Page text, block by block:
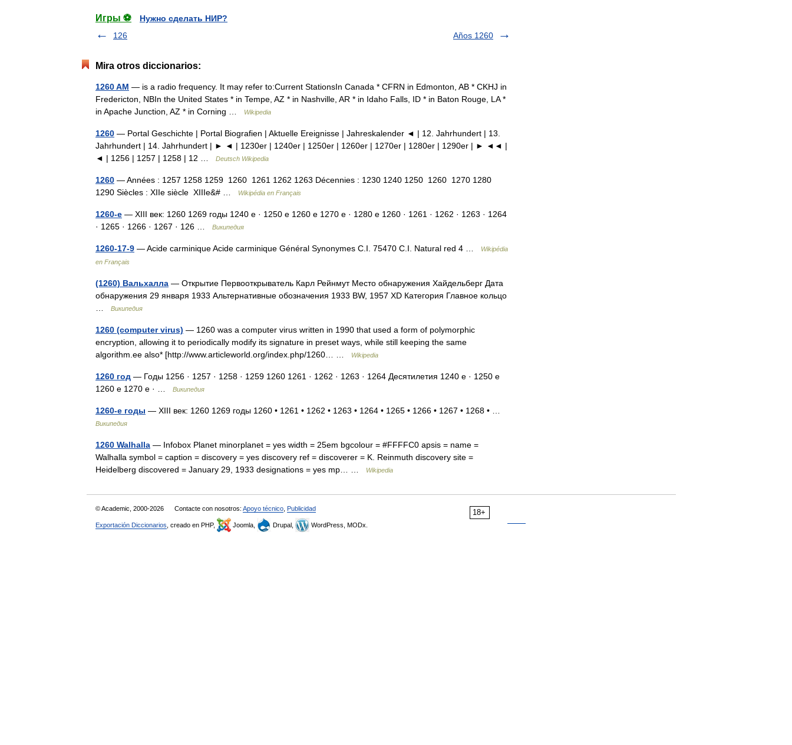
Игры ⚽
Нужно сделать НИР?
126
Años 1260
Mira otros diccionarios:
1260 AM — is a radio frequency. It may refer to:Current StationsIn Canada * CFRN in Edmonton, AB * CKHJ in
Fredericton, NBIn the United States * in Tempe, AZ * in Nashville, AR * in Idaho Falls, ID * in Baton Rouge, LA *
in Apache Junction, AZ * in Corning …
Wikipedia
1260 — Portal Geschichte | Portal Biografien | Aktuelle Ereignisse | Jahreskalender ◄ | 12. Jahrhundert | 13.
Jahrhundert | 14. Jahrhundert | ► ◄ | 1230er | 1240er | 1250er | 1260er | 1270er | 1280er | 1290er | ► ◄◄ |
◄ | 1256 | 1257 | 1258 | 12 …
Deutsch Wikipedia
1260 — Années : 1257 1258 1259 1260 1261 1262 1263 Décennies : 1230 1240 1250 1260 1270 1280
1290 Siècles : XIIe siècle XIIIe&# …
Wikipédia en Français
1260-е — XIII век: 1260 1269 годы 1240 е · 1250 е 1260 е 1270 е · 1280 е 1260 · 1261 · 1262 · 1263 · 1264
· 1265 · 1266 · 1267 · 126 …
Википедия
1260-17-9 — Acide carminique Acide carminique Général Synonymes C.I. 75470 C.I. Natural red 4 …
Wikipédia
en Français
(1260) Вальхалла — Открытие Первооткрыватель Карл Рейнмут Место обнаружения Хайдельберг Дата
обнаружения 29 января 1933 Альтернативные обозначения 1933 BW, 1957 XD Категория Главное кольцо
Википедия
1260 (computer virus) — 1260 was a computer virus written in 1990 that used a form of polymorphic
encryption, allowing it to periodically modify its signature in preset ways, while still keeping the same
algorithm.ee also* [http://www.articleworld.org/index.php/1260… …
Wikipedia
1260 год — Годы 1256 · 1257 · 1258 · 1259 1260 1261 · 1262 · 1263 · 1264 Десятилетия 1240 е · 1250 е
1260 е 1270 е · …
Википедия
1260-е годы — XIII век: 1260 1269 годы 1260 • 1261 • 1262 • 1263 • 1264 • 1265 • 1266 • 1267 • 1268 • …
Википедия
1260 Walhalla — Infobox Planet minorplanet = yes width = 25em bgcolour = #FFFFC0 apsis = name =
Walhalla symbol = caption = discovery = yes discovery ref = discoverer = K. Reinmuth discovery site =
Heidelberg discovered = January 29, 1933 designations = yes mp… …
Wikipedia
18+
© Academic, 2000-2026 Contacte con nosotros: Apoyo técnico Publicidad
Exportación Diccionarios , creado en PHP, Joomla, Drupal, WordPress, MODx.